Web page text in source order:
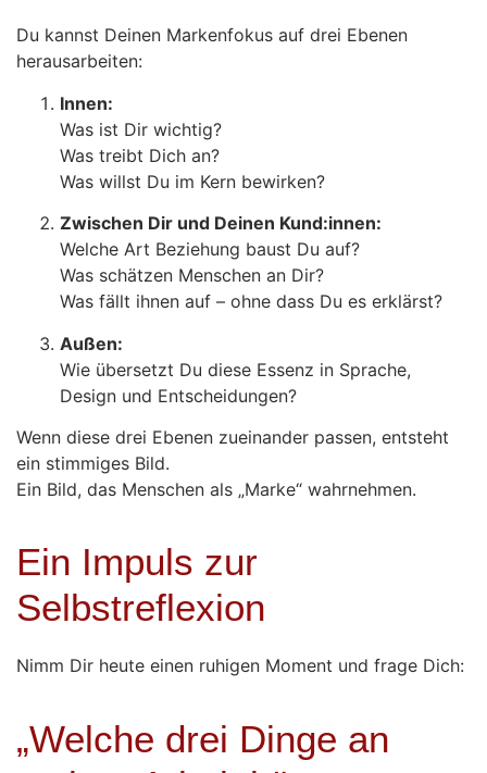
Du kannst Deinen Markenfokus auf drei Ebenen
herausarbeiten:
Innen:
Was ist Dir wichtig?
Was treibt Dich an?
Was willst Du im Kern bewirken?
Zwischen Dir und Deinen Kund:innen:
Welche Art Beziehung baust Du auf?
Was schätzen Menschen an Dir?
Was fällt ihnen auf – ohne dass Du es erklärst?
Außen:
Wie übersetzt Du diese Essenz in Sprache,
Design und Entscheidungen?
Wenn diese drei Ebenen zueinander passen, entsteht
ein stimmiges Bild.
Ein Bild, das Menschen als „Marke“ wahrnehmen.
Ein Impuls zur
Selbstreflexion
Nimm Dir heute einen ruhigen Moment und frage Dich:
„Welche drei Dinge an